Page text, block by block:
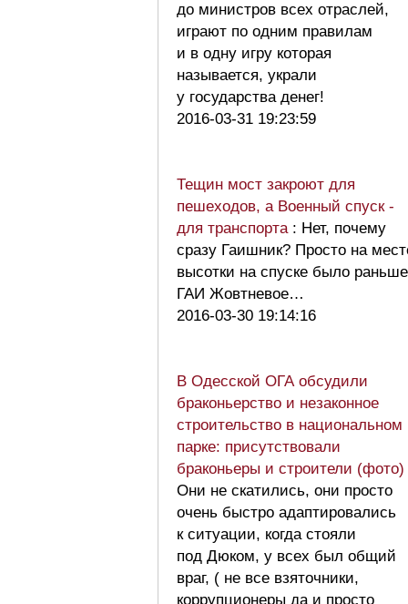
до министров всех отраслей,
играют по одним правилам
и в одну игру которая
называется, украли
у государства денег!
2016-03-31 19:23:59
Тещин мост закроют для
пешеходов, а Военный спуск -
для транспорта : Нет, почему
сразу Гаишник? Просто на
высотки на спуске было раньше
ГАИ Жовтневое…
2016-03-30 19:14:16
В Одесской ОГА обсудили
браконьерство и незаконное
строительство в национальном
парке: присутствовали
браконьеры и строители (фото)
Они не скатились, они просто
очень быстро адаптировались
к ситуации, когда стояли
под Дюком, у всех был общий
враг, ( не все взяточники,
коррупционеры да и просто